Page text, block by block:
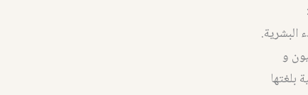
البشرية.
و
بلغتها